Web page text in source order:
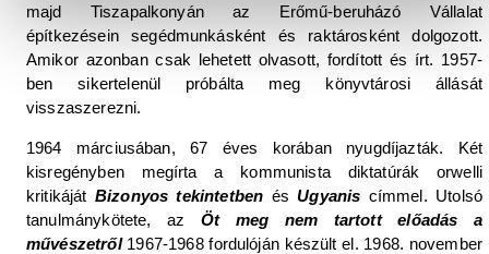
majd Tiszapalkonyán az Erőmű-beruházó Vállalat
építkezésein segédmunkásként és raktárosként dolgozott.
Amikor azonban csak lehetett olvasott, fordított és írt. 1957-
ben sikertelenül próbálta meg könyvtárosi állását
visszaszerezni.
1964 márciusában, 67 éves korában nyugdíjazták. Két
kisregényben megírta a kommunista diktatúrák orwelli
kritikáját Bizonyos tekintetben ésUgyanis címmel. Utolsó
tanulmánykötete, az Öt meg nem tartott előadás a
művészetről1967-1968 fordulóján készült el. 1968. november